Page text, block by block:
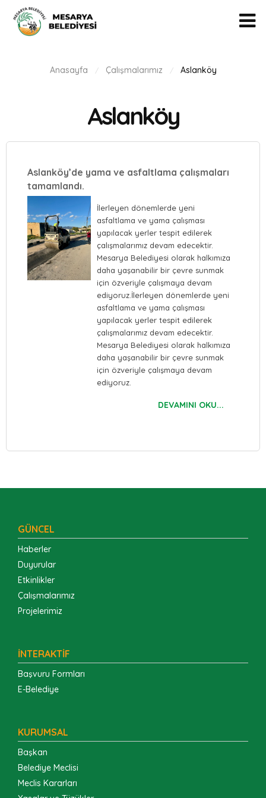
Anasayfa / Çalışmalarımız / Aslanköy
Aslanköy
Aslanköy’de yama ve asfaltlama çalışmaları
tamamlandı.
İlerleyen dönemlerde yeni
asfaltlama ve yama çalışması
yapılacak yerler tespit edilerek
çalışmalarımız devam edecektir.
Mesarya Belediyesi olarak halkımıza
daha yaşanabilir bir çevre sunmak
için özveriyle çalışmaya devam
ediyoruz.İlerleyen dönemlerde yeni
asfaltlama ve yama çalışması
yapılacak yerler tespit edilerek
çalışmalarımız devam edecektir.
Mesarya Belediyesi olarak halkımıza
daha yaşanabilir bir çevre sunmak
için özveriyle çalışmaya devam
ediyoruz.
DEVAMINI OKU...
GÜNCEL
Haberler
Duyurular
Etkinlikler
Çalışmalarımız
Projelerimiz
İNTERAKTİF
Başvuru Formları
E-Belediye
KURUMSAL
Başkan
Belediye Meclisi
Meclis Kararları